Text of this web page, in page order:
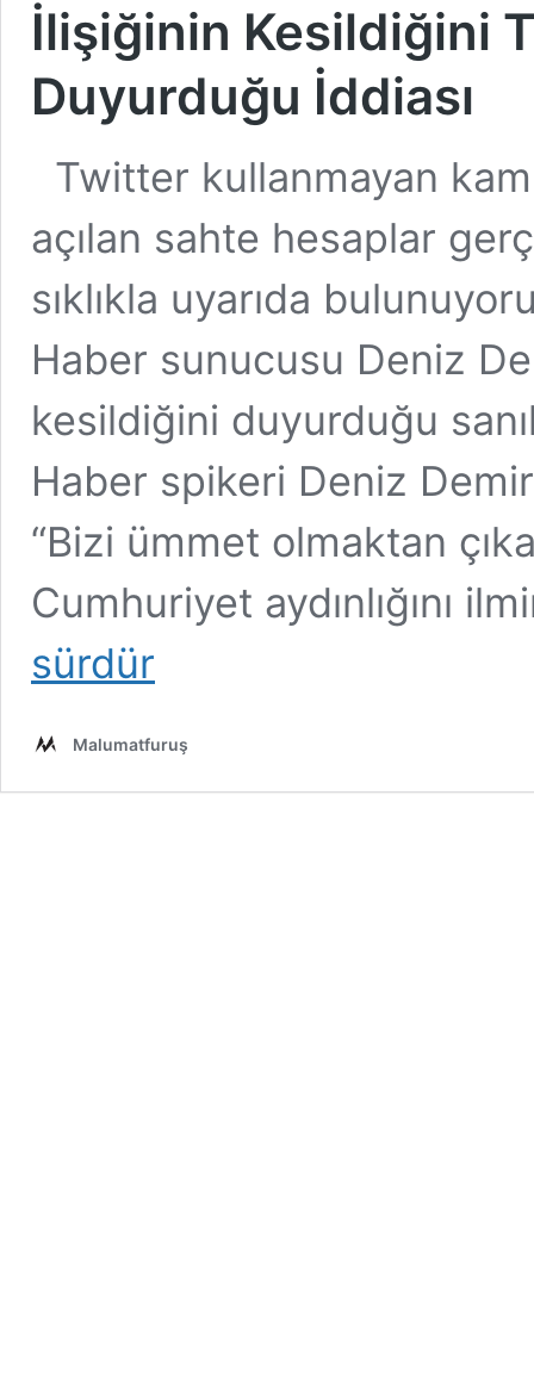
İlişiğinin Kesildiğini
Duyurduğu İddiası
Twitter kullanmayan
açılan sahte hesaplar
sıklıkla uyarıda
Haber sunucusu Deniz
kesildiğini duyurduğu
Haber spikeri Deniz
“Bizi ümmet olmaktan
Cumhuriyet aydınlığını
sürdür
Malumatfuruş